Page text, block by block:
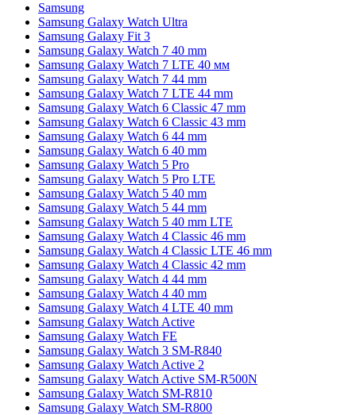
Samsung
Samsung Galaxy Watch Ultra
Samsung Galaxy Fit 3
Samsung Galaxy Watch 7 40 mm
Samsung Galaxy Watch 7 LTE 40 мм
Samsung Galaxy Watch 7 44 mm
Samsung Galaxy Watch 7 LTE 44 mm
Samsung Galaxy Watch 6 Classic 47 mm
Samsung Galaxy Watch 6 Classic 43 mm
Samsung Galaxy Watch 6 44 mm
Samsung Galaxy Watch 6 40 mm
Samsung Galaxy Watch 5 Pro
Samsung Galaxy Watch 5 Pro LTE
Samsung Galaxy Watch 5 40 mm
Samsung Galaxy Watch 5 44 mm
Samsung Galaxy Watch 5 40 mm LTE
Samsung Galaxy Watch 4 Classic 46 mm
Samsung Galaxy Watch 4 Classic LTE 46 mm
Samsung Galaxy Watch 4 Classic 42 mm
Samsung Galaxy Watch 4 44 mm
Samsung Galaxy Watch 4 40 mm
Samsung Galaxy Watch 4 LTE 40 mm
Samsung Galaxy Watch Active
Samsung Galaxy Watch FE
Samsung Galaxy Watch 3 SM-R840
Samsung Galaxy Watch Active 2
Samsung Galaxy Watch Active SM-R500N
Samsung Galaxy Watch SM-R810
Samsung Galaxy Watch SM-R800